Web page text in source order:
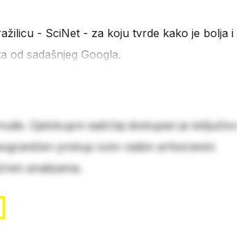
- SciNet - za koju tvrde kako je bolja i
od sadašnjeg Googla.
Cjelokupni sadržaj dostupan je isključivo
pristup svim našim arhiviranim
analizama.